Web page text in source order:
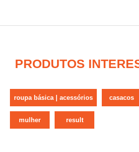
PRODUTOS
roupa básica | acessórios casacos
mulher result